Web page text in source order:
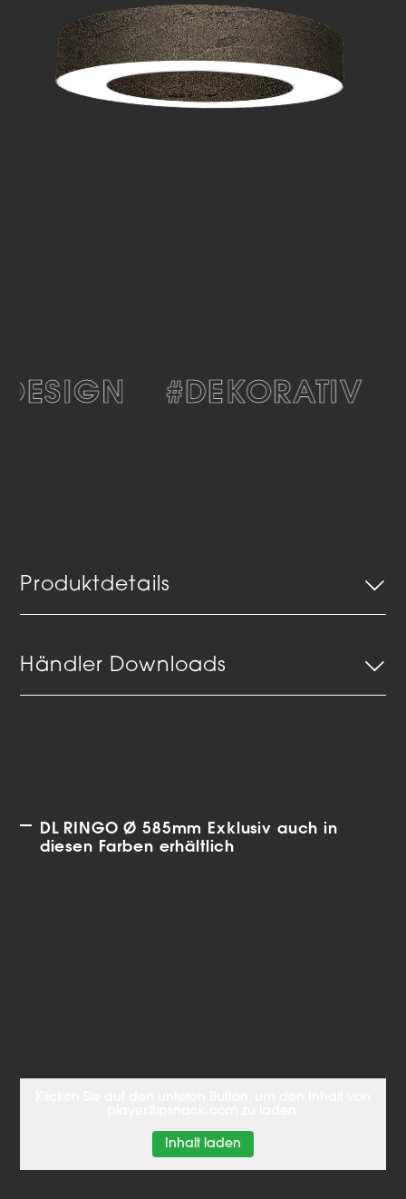
#DEKORATIV
Produktdetails
Händler Downloads
DL RINGO Ø 585mm Exklusiv auch in
diesen Farben erhältlich
Inhalt laden